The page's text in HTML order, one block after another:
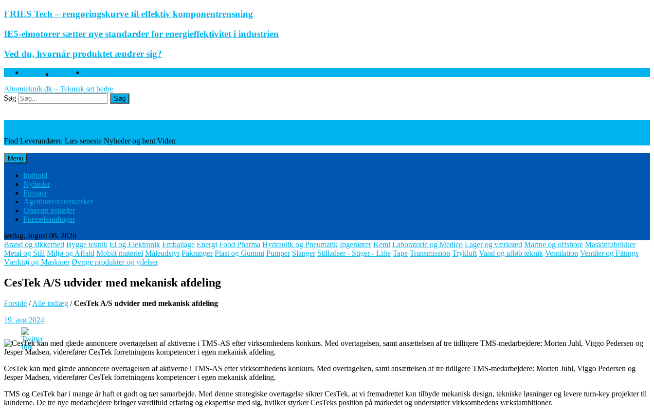
FRIES Tech – rengøringskurve til effektiv komponentrensning
IE5-elmotorer sætter nye standarder for energieffektivitet i industrien
Ved du, hvornår produktet ændrer sig?
Facebook Twitter
Altomteknik.dk – Teknisk set bedre
Søg
Søg
Find Leverandører, Læs seneste Nyheder og hent Viden
Menu
Indhold
Nyheder
Firmaer
Agenturer/varemærker
Omregn enheder
Formelsamlinger
lørdag, august 08, 2026
Brand og sikkerhed Bygge teknik El og Elektronik Emballage Energi Food Pharma Hydraulik og Pneumatik Ingeniører Kemi Laboratorie og Medico Lager og værksted Marine og offshore Maskinfabrikker
Metal og Stål Miljø og Affald Mobilt materiel Måleudstyr Pakninger Plast og Gummi Pumper Slanger Stilladser - Stiger - Lifte Tape Transmission Trykluft Vand og afløb teknik Ventilation Ventiler og Fittings
Værktøj og Maskiner Øvrige produkter og ydelser
CesTek A/S udvider med mekanisk afdeling
Forside /Alle indlæg /CesTek A/S udvider med mekanisk afdeling
19. aug 2024
CesTek kan med glæde annoncere overtagelsen af aktiverne i TMS-AS efter virksomhedens konkurs. Med overtagelsen, samt ansættelsen af tre tidligere TMS-medarbejdere: Morten Juhl, Viggo Pedersen og
Jesper Madsen, viderefører CesTek forretningens kompetencer i egen mekanisk afdeling.
TMS og CesTek har i mange år haft et godt og tæt samarbejde. Med denne strategiske overtagelse sikrer CesTek, at vi fremadrettet kan tilbyde mekanisk design, tekniske løsninger og levere turn-key projekter til
kunderne. De tre nye medarbejdere bringer værdifuld erfaring og ekspertise med sig, hvilket styrker CesTeks position på markedet og understøtter virksomhedens vækstambitioner.